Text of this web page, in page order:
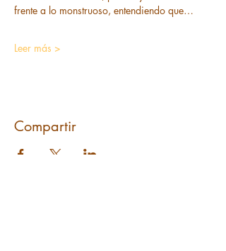
frente a lo monstruoso, entendiendo que…
Leer más >
Compartir